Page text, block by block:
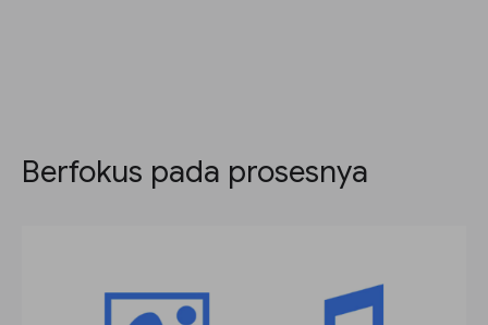
Berfokus pada prosesnya